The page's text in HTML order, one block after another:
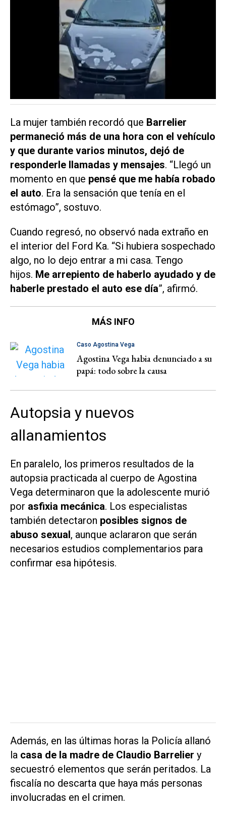
La mujer también recordó que Barrelier
permaneció más de una hora con el vehículo
y que durante varios minutos, dejó de
responderle llamadas y mensajes. “Llegó un
momento en que pensé que me había robado
el auto. Era la sensación que tenía en el
estómago”, sostuvo.
Cuando regresó, no observó nada extraño en
el interior del Ford Ka. “Si hubiera sospechado
algo, no lo dejo entrar a mi casa. Tengo
hijos. Me arrepiento de haberlo ayudado y de
haberle prestado el auto ese día”, afirmó.
MÁS INFO
Caso Agostina Vega
Agostina Vega habia denunciado a su
papá: todo sobre la causa
Autopsia y nuevos
allanamientos
En paralelo, los primeros resultados de la
autopsia practicada al cuerpo de Agostina
Vega determinaron que la adolescente murió
por asfixia mecánica. Los especialistas
también detectaron posibles signos de
abuso sexual, aunque aclararon que serán
necesarios estudios complementarios para
confirmar esa hipótesis.
Además, en las últimas horas la Policía allanó
la casa de la madre de Claudio Barrelier y
secuestró elementos que serán peritados. La
fiscalía no descarta que haya más personas
involucradas en el crimen.